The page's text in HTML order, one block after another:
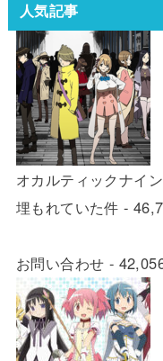
人気記事
オカルティックナイ
埋もれていた件 -
お問い合わせ -